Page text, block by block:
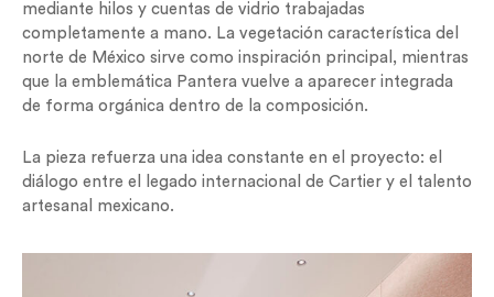
mediante hilos y cuentas de vidrio trabajadas
completamente a mano. La vegetación característica del
norte de México sirve como inspiración principal, mientras
que la emblemática Pantera vuelve a aparecer integrada
de forma orgánica dentro de la composición.
La pieza refuerza una idea constante en el proyecto: el
diálogo entre el legado internacional de Cartier y el talento
artesanal mexicano.